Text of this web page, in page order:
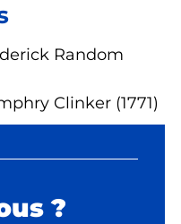
Random
Clinker (1771)
?